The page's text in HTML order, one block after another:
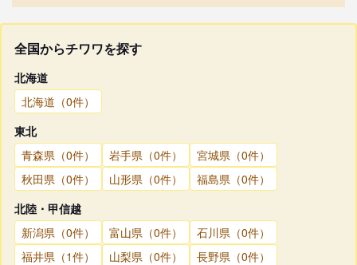
全国からチワワを探す
北海道
北海道（0件）
東北
青森県（0件）
岩手県（0件）
宮城県（0件）
秋田県（0件）
山形県（0件）
福島県（0件）
北陸・甲信越
新潟県（0件）
富山県（0件）
石川県（0件）
福井県（1件）
山梨県（0件）
長野県（0件）